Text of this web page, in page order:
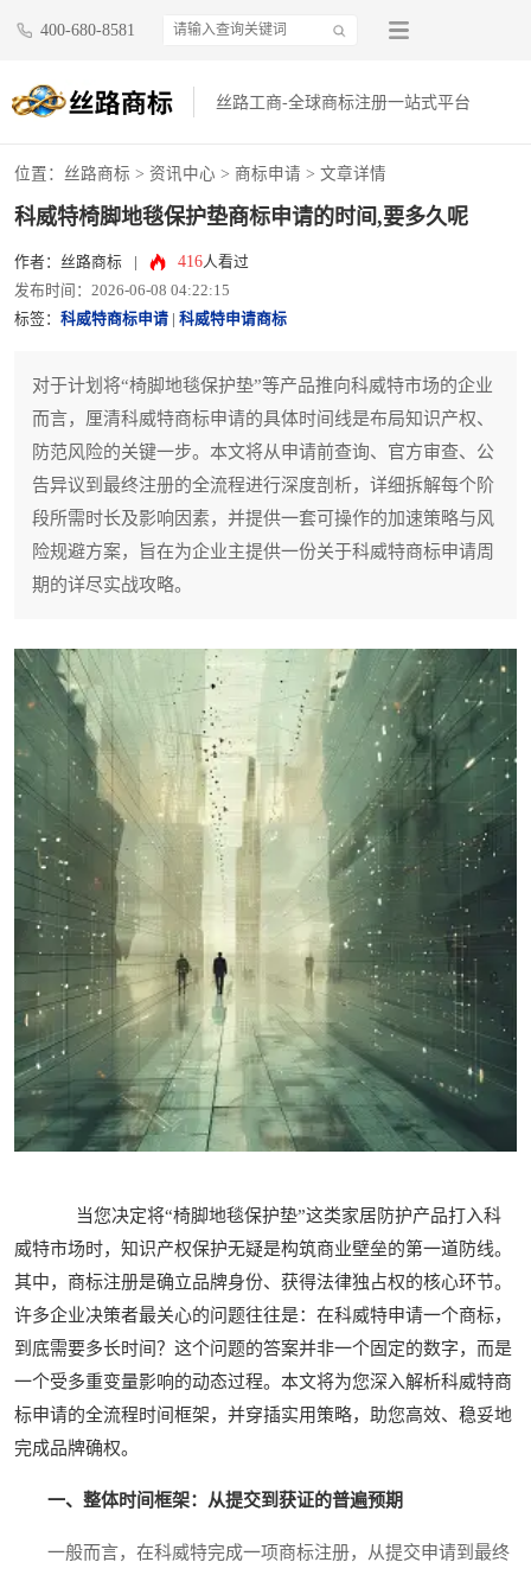
400-680-8581
丝路工商-全球商标注册一站式平台
位置： 丝路商标 > 资讯中心 > 商标申请 > 文章详情
科威特椅脚地毯保护垫商标申请的时间,要多久呢
作者：丝路商标 416人看过
发布时间：2026-06-08 04:22:15
标签： 科威特商标申请 科威特申请商标
对于计划将“椅脚地毯保护垫”等产品推向科威特市场的企业
而言，厘清科威特商标申请的具体时间线是布局知识产权、
防范风险的关键一步。本文将从申请前查询、官方审查、公
告异议到最终注册的全流程进行深度剖析，详细拆解每个阶
段所需时长及影响因素，并提供一套可操作的加速策略与风
险规避方案，旨在为企业主提供一份关于科威特商标申请周
期的详尽实战攻略。
当您决定将“椅脚地毯保护垫”这类家居防护产品打入科
威特市场时，知识产权保护无疑是构筑商业壁垒的第一道防线。
其中，商标注册是确立品牌身份、获得法律独占权的核心环节。
许多企业决策者最关心的问题往往是：在科威特申请一个商标，
到底需要多长时间？这个问题的答案并非一个固定的数字，而是
一个受多重变量影响的动态过程。本文将为您深入解析科威特商
标申请的全流程时间框架，并穿插实用策略，助您高效、稳妥地
完成品牌确权。
一、整体时间框架：从提交到获证的普遍预期
一般而言，在科威特完成一项商标注册，从提交申请到最终